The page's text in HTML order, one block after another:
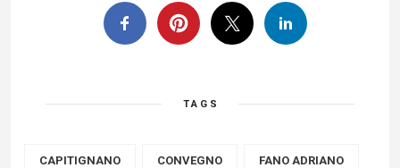
TAGS
CAPITIGNANO CONVEGNO FANO ADRIANO